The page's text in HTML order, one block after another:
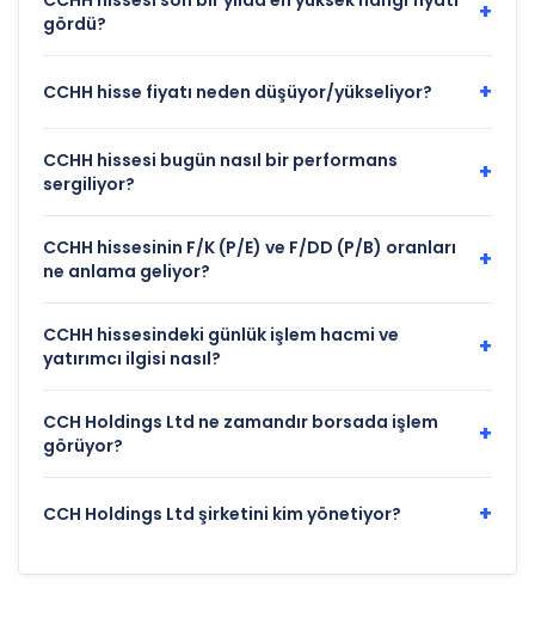
gördü?
+
CCHH hisse fiyatı neden düşüyor/yükseliyor? +
CCHH hissesi bugün nasıl bir performans
sergiliyor?
+
CCHH hissesinin F/K (P/E) ve F/DD (P/B) oranları
ne anlama geliyor?
+
CCHH hissesindeki günlük işlem hacmi ve
yatırımcı ilgisi nasıl?
+
CCH Holdings Ltd ne zamandır borsada işlem
görüyor?
+
CCH Holdings Ltd şirketini kim yönetiyor? +